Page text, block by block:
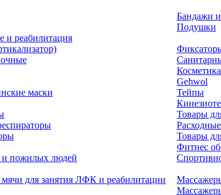
Бандажи
Подушки
и реабилитация
маски
и пожилых людей
Gehwol
Тейпы
Товары
Товары
Фитнес
для занятия ЛФК и реабилитации